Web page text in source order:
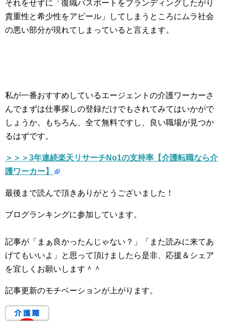
それをせずに「復職パスポートをブランディングしたがり
貴重性と希少性をアピール」してしまうところにムラ社会
の悪い部分が現れてしまっていると言えます。
私が一番おすすめしているエージェントの介護ワーカーさ
んでまずは仕事探しの登録だけでもされてみてはいかがで
しょうか。もちろん、全て無料ですし、良い職場が見つか
るはずです。
＞＞＞3年連続楽天リサーチNo1の支持率【介護転職なら介
護ワーカー】
最後まで読んで頂きありがとうございました！
ブログランキングに参加しています。
記事が「まぁ良かったんじゃない？」「また読みに来てあ
げてもいいよ」と思って頂けましたら是非、応援＆シェア
を宜しくお願いします＾＾
記事更新のモチベーションが上がります。